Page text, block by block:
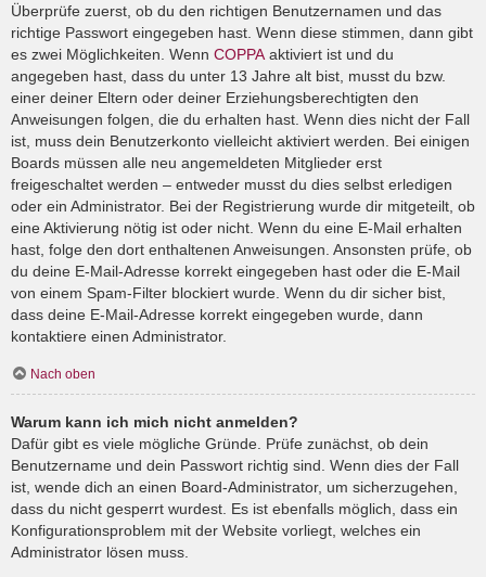
Überprüfe zuerst, ob du den richtigen Benutzernamen und das
richtige Passwort eingegeben hast. Wenn diese stimmen, dann gibt
es zwei Möglichkeiten. Wenn COPPA aktiviert ist und du
angegeben hast, dass du unter 13 Jahre alt bist, musst du bzw.
einer deiner Eltern oder deiner Erziehungsberechtigten den
Anweisungen folgen, die du erhalten hast. Wenn dies nicht der Fall
ist, muss dein Benutzerkonto vielleicht aktiviert werden. Bei einigen
Boards müssen alle neu angemeldeten Mitglieder erst
freigeschaltet werden – entweder musst du dies selbst erledigen
oder ein Administrator. Bei der Registrierung wurde dir mitgeteilt, ob
eine Aktivierung nötig ist oder nicht. Wenn du eine E-Mail erhalten
hast, folge den dort enthaltenen Anweisungen. Ansonsten prüfe, ob
du deine E-Mail-Adresse korrekt eingegeben hast oder die E-Mail
von einem Spam-Filter blockiert wurde. Wenn du dir sicher bist,
dass deine E-Mail-Adresse korrekt eingegeben wurde, dann
kontaktiere einen Administrator.
Nach oben
Warum kann ich mich nicht anmelden?
Dafür gibt es viele mögliche Gründe. Prüfe zunächst, ob dein
Benutzername und dein Passwort richtig sind. Wenn dies der Fall
ist, wende dich an einen Board-Administrator, um sicherzugehen,
dass du nicht gesperrt wurdest. Es ist ebenfalls möglich, dass ein
Konfigurationsproblem mit der Website vorliegt, welches ein
Administrator lösen muss.